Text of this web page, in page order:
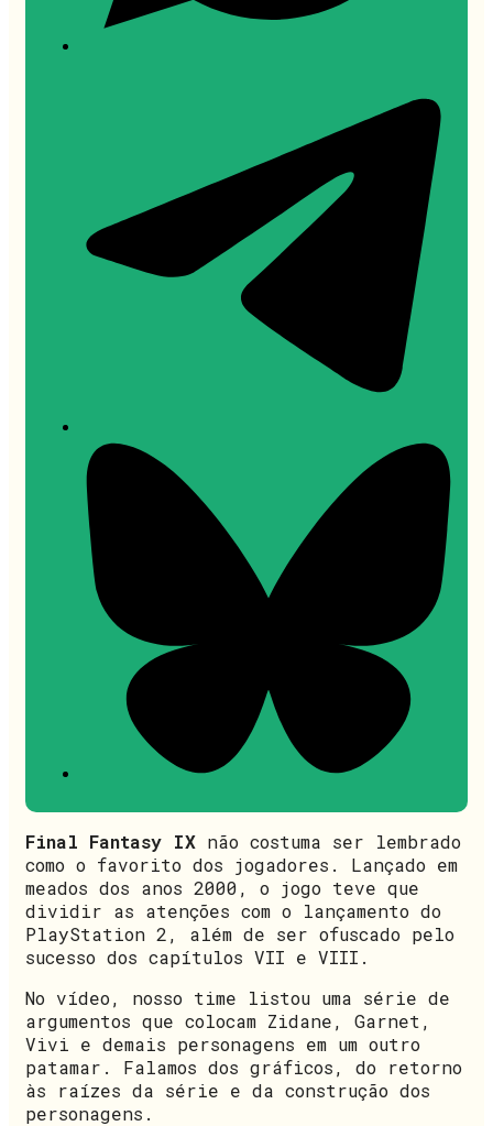
Final Fantasy IX não costuma ser lembrado
como o favorito dos jogadores. Lançado em
meados dos anos 2000, o jogo teve que
dividir as atenções com o lançamento do
PlayStation 2, além de ser ofuscado pelo
sucesso dos capítulos VII e VIII.
No vídeo, nosso time listou uma série de
argumentos que colocam Zidane, Garnet,
Vivi e demais personagens em um outro
patamar. Falamos dos gráficos, do retorno
às raízes da série e da construção dos
personagens.